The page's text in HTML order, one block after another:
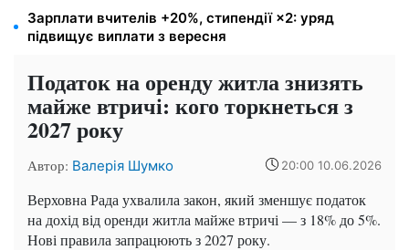
Зарплати вчителів +20%, стипендії ×2: уряд
підвищує виплати з вересня
Податок на оренду житла знизять
майже втричі: кого торкнеться з
2027 року
Автор: Валерія Шумко 20:00 10.06.2026
Верховна Рада ухвалила закон, який зменшує податок
на дохід від оренди житла майже втричі — з 18% до 5%.
Нові правила запрацюють з 2027 року.